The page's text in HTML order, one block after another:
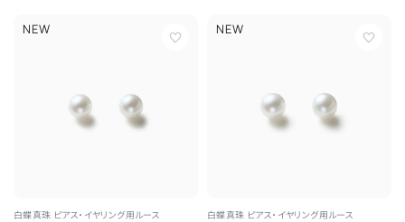
白蝶真珠 ピアス・イヤリング用ルース
NEW
白蝶真珠 ピアス・イヤリング用ルース
NEW